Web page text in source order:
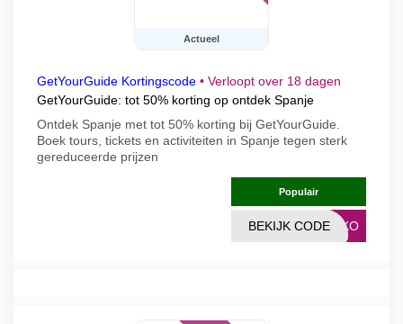
Actueel
GetYourGuide Kortingscode • Verloopt over 18 dagen
GetYourGuide: tot 50% korting op ontdek Spanje
Ontdek Spanje met tot 50% korting bij GetYourGuide.
Boek tours, tickets en activiteiten in Spanje tegen sterk
gereduceerde prijzen
Populair
ERKO
BEKIJK CODE